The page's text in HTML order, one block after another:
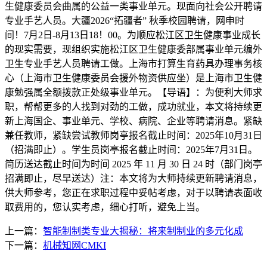
生健康委员会曲属的公益一类事业单元。现面向社会公开聘请
专业手艺人员。大疆2026“拓疆者” 秋季校园聘请，网申时
间！7月2日-8月13日18！00。为顺应松江区卫生健康事业成长
的现实需要，现组织实施松江区卫生健康委部属事业单元编外
卫生专业手艺人员聘请工做。上海市打算生育药具办理事务核
心（上海市卫生健康委员会援外物资供应坐）是上海市卫生健
康勉强属全额拨款正处级事业单元。【导语】：为便利大师求
职，帮帮更多的人找到对劲的工做，成功就业，本文将持续更
新上海国企、事业单元、学校、病院、企业等聘请消息。紧缺
兼任教师，紧缺尝试教师岗亭报名截止时间：2025年10月31日
（招满即止）。学生员岗亭报名截止时间：2025年7月31日。
简历送达截止时间为时间 2025 年 11 月 30 日 24 时（部门岗亭
招满即止，尽早送达）注：本文将为大师持续更新聘请消息，
供大师参考，您正在求职过程中妥帖考虑，对于以聘请表面收
取费用的，您认实考虑，细心打听，避免上当。
上一篇： 智能制制类专业大揭秘：将来制制业的多元化成
下一篇： 机械知网CMKI